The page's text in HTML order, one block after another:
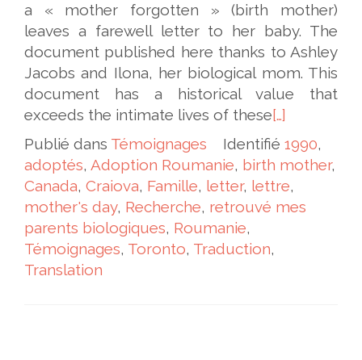
a « mother forgotten » (birth mother)
leaves a farewell letter to her baby. The
document published here thanks to Ashley
Jacobs and Ilona, her biological mom. This
document has a historical value that
exceeds the intimate lives of these[…]
Publié dans Témoignages Identifié 1990,
adoptés, Adoption Roumanie, birth mother,
Canada, Craiova, Famille, letter, lettre,
mother's day, Recherche, retrouvé mes
parents biologiques, Roumanie,
Témoignages, Toronto, Traduction,
Translation